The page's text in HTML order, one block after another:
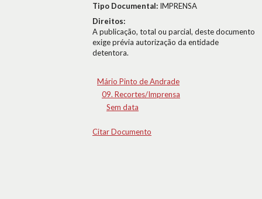
Tipo Documental: IMPRENSA
Direitos:
A publicação, total ou parcial, deste documento
exige prévia autorização da entidade
detentora.
Mário Pinto de Andrade
09. Recortes/Imprensa
Sem data
Citar Documento